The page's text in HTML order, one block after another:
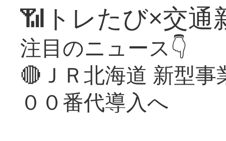
📶トレたび×交通
注目のニュース👇
🔴ＪＲ北海道 新型
００番代導入へ